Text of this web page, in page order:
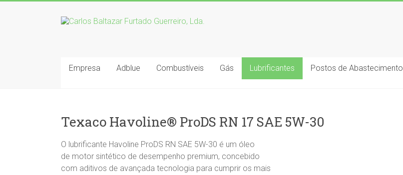
Empresa Adblue Combustíveis Gás Lubrificantes Postos de Abastecimento
Texaco Havoline® ProDS RN 17 SAE 5W-30
O lubrificante Havoline ProDS RN SAE 5W-30 é um óleo
de motor sintético de desempenho premium, concebido
com aditivos de avançada tecnologia para cumprir os mais